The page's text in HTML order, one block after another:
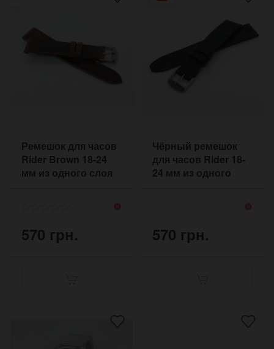
Ремешок для часов
Rider Brown 18-24
мм из одного слоя
570 грн.
Чёрный ремешок
для часов Rider 18-
24 мм из одного
570 грн.